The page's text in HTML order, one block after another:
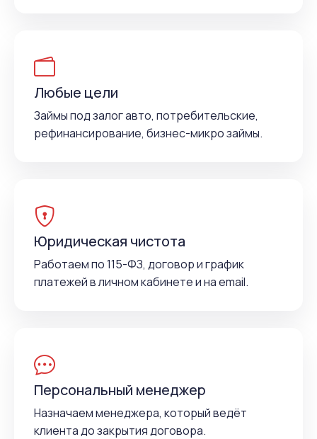
Любые цели
Займы под залог авто, потребительские,
рефинансирование, бизнес-микро займы.
Юридическая чистота
Работаем по 115-ФЗ, договор и график
платежей в личном кабинете и на email.
Персональный менеджер
Назначаем менеджера, который ведёт
клиента до закрытия договора.